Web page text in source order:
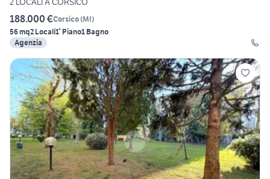
188.000 €Corsico(MI)
56 mq2 Locali1° Piano1 Bagno
Agenzia